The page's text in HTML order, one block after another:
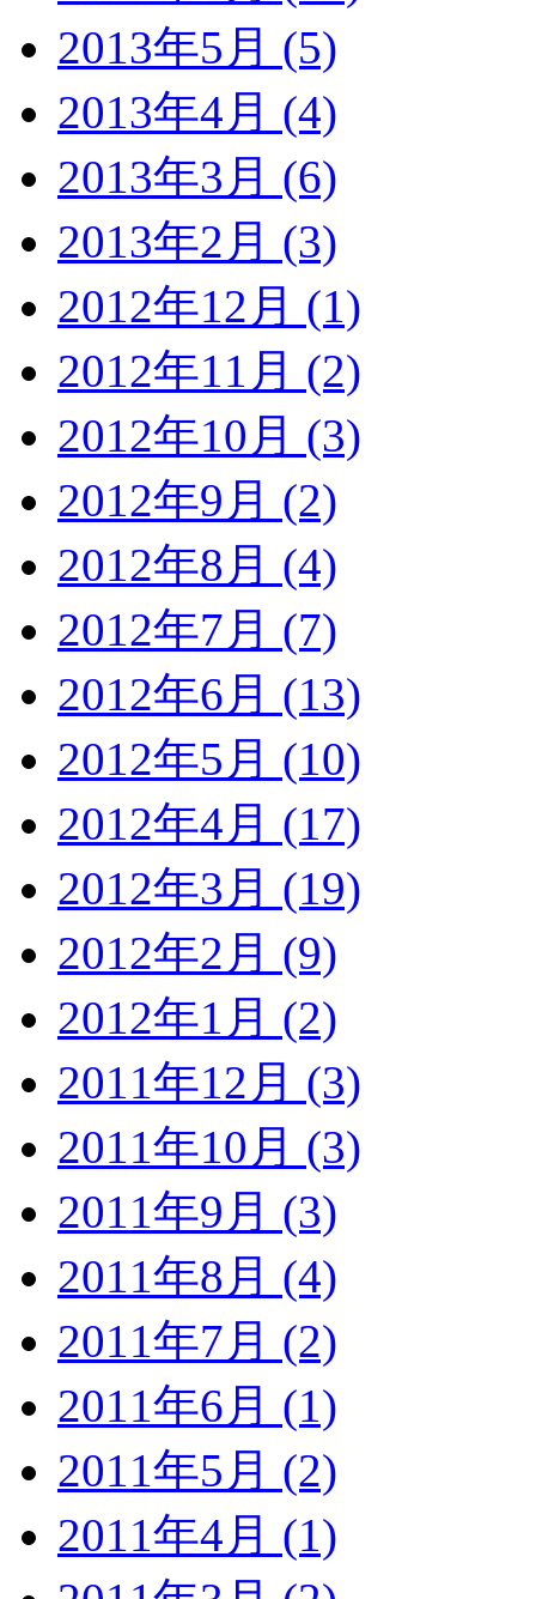
2013年5月 (5)
2013年4月 (4)
2013年3月 (6)
2013年2月 (3)
2012年12月 (1)
2012年11月 (2)
2012年10月 (3)
2012年9月 (2)
2012年8月 (4)
2012年7月 (7)
2012年6月 (13)
2012年5月 (10)
2012年4月 (17)
2012年3月 (19)
2012年2月 (9)
2012年1月 (2)
2011年12月 (3)
2011年10月 (3)
2011年9月 (3)
2011年8月 (4)
2011年7月 (2)
2011年6月 (1)
2011年5月 (2)
2011年4月 (1)